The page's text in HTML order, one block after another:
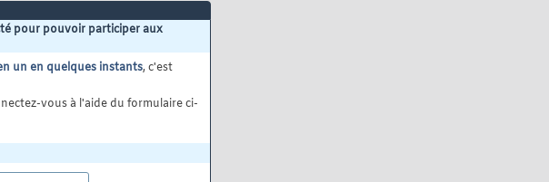
pour pouvoir participer aux
un en quelques instants, c'est
vous à l'aide du formulaire ci-